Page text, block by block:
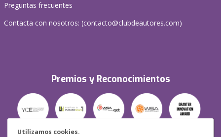
Utilizamos cookies.
Preguntas frecuentes
Contacta con nosotros: (contacto@clubdeautores.com)
Premios y Reconocimientos